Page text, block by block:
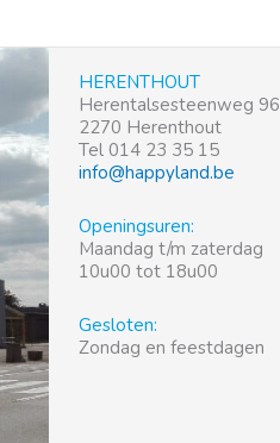
HERENTHOUT
Herentalsesteenweg 96
2270 Herenthout
Tel 014 23 35 15
info@happyland.be
Openingsuren:
Maandag t/m zaterdag
10u00 tot 18u00
Gesloten:
Zondag en feestdagen